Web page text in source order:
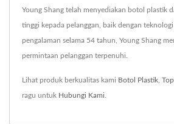
Young Shang telah menyediakan botol plastik
tinggi kepada pelanggan, baik dengan
pengalaman selama 54 tahun, Young Shang
permintaan pelanggan terpenuhi.
Lihat produk berkualitas kami Botol Plastik
ragu untuk Hubungi Kami